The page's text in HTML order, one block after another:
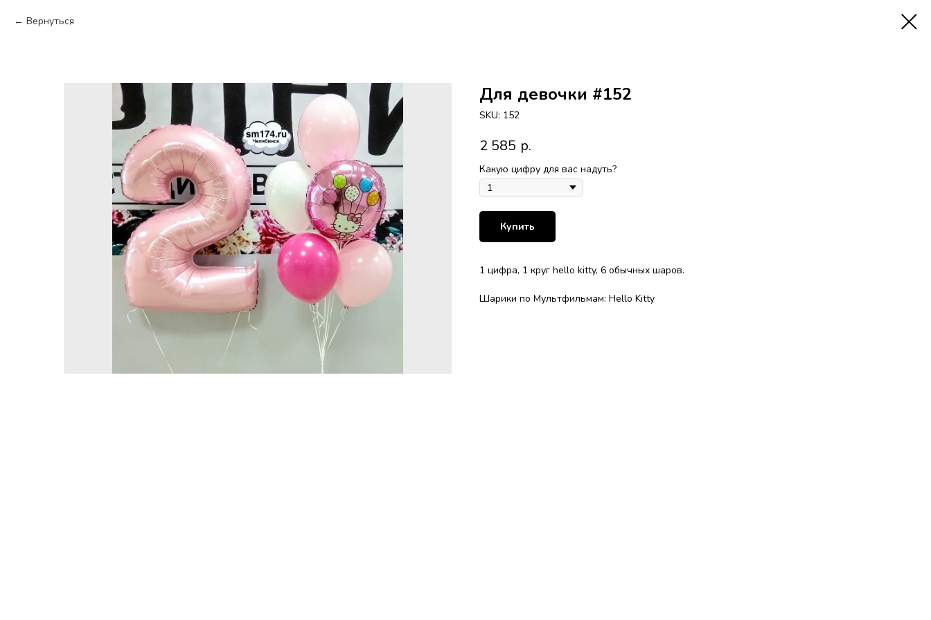
Вернуться
Для девочки #152
SKU: 152
2 585 р.
Какую цифру для вас надуть?
Купить
1 цифра, 1 круг hello kitty, 6 обычных шаров.
Шарики по Мультфильмам: Hello Kitty